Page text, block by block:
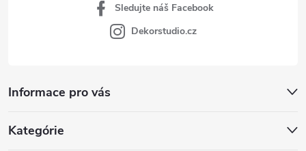
Informace pro vás
Kategórie
Sledujte náš Facebook
Dekorstudio.cz